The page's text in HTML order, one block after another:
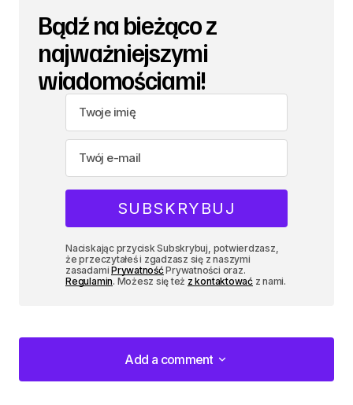
Bądź na bieżąco z
najważniejszymi
wiadomościami!
Naciskając przycisk Subskrybuj, potwierdzasz,
że przeczytałeś i zgadzasz się z naszymi
zasadamiPrywatnośćPrywatności oraz.
Regulamin. Możesz się też z kontaktowaćz nami.
Add a comment
Add a comment